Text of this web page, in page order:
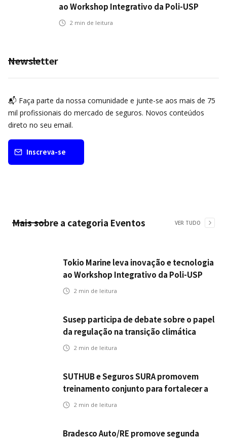
ao Workshop Integrativo da Poli-USP
2 min de leitura
Newsletter
📬 Faça parte da nossa comunidade e junte-se aos mais de 75
mil profissionais do mercado de seguros. Novos conteúdos
direto no seu email.
Inscreva-se
Mais sobre a categoria Eventos VER TUDO
Tokio Marine leva inovação e tecnologia
ao Workshop Integrativo da Poli-USP
2 min de leitura
Susep participa de debate sobre o papel
da regulação na transição climática
2 min de leitura
SUTHUB e Seguros SURA promovem
treinamento conjunto para fortalecer a
operação comercial do Seguro
2 min de leitura
Bradesco Auto/RE promove segunda